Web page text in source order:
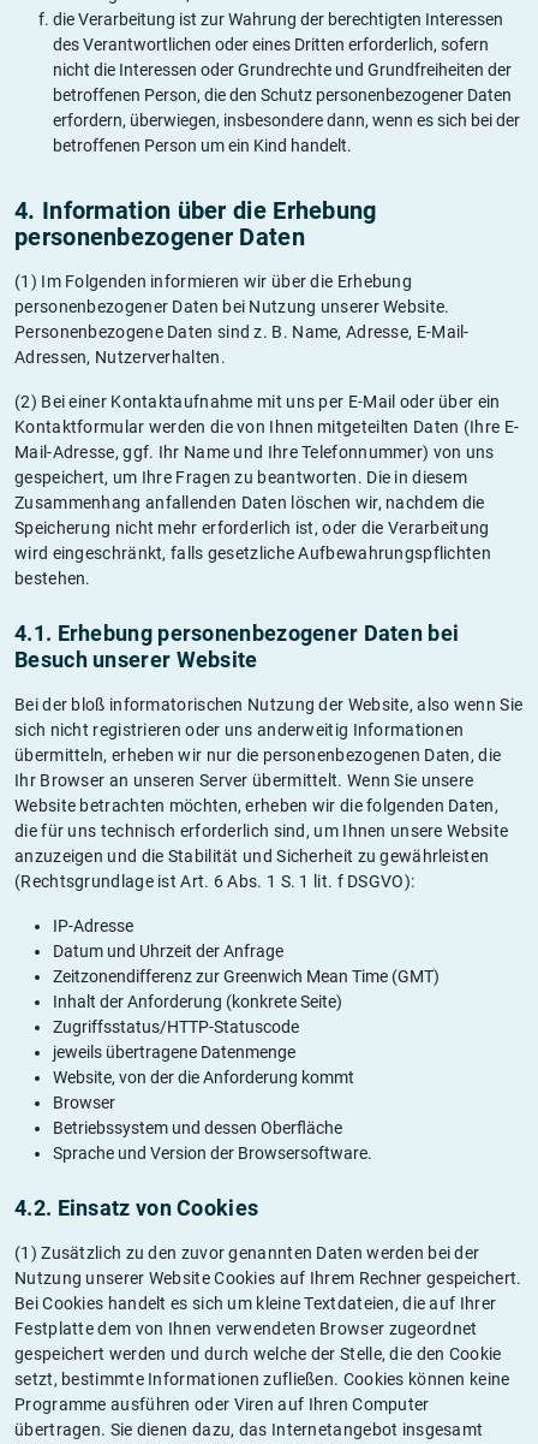
die Verarbeitung ist zur Wahrung der berechtigten Interessen
des Verantwortlichen oder eines Dritten erforderlich, sofern
nicht die Interessen oder Grundrechte und Grundfreiheiten der
betroffenen Person, die den Schutz personenbezogener Daten
erfordern, überwiegen, insbesondere dann, wenn es sich bei der
betroffenen Person um ein Kind handelt.
4. Information über die Erhebung
personenbezogener Daten
(1) Im Folgenden informieren wir über die Erhebung
personenbezogener Daten bei Nutzung unserer Website.
Personenbezogene Daten sind z. B. Name, Adresse, E-Mail-
Adressen, Nutzerverhalten.
(2) Bei einer Kontaktaufnahme mit uns per E-Mail oder über ein
Kontaktformular werden die von Ihnen mitgeteilten Daten (Ihre E-
Mail-Adresse, ggf. Ihr Name und Ihre Telefonnummer) von uns
gespeichert, um Ihre Fragen zu beantworten. Die in diesem
Zusammenhang anfallenden Daten löschen wir, nachdem die
Speicherung nicht mehr erforderlich ist, oder die Verarbeitung
wird eingeschränkt, falls gesetzliche Aufbewahrungspflichten
bestehen.
4.1. Erhebung personenbezogener Daten bei
Besuch unserer Website
Bei der bloß informatorischen Nutzung der Website, also wenn Sie
sich nicht registrieren oder uns anderweitig Informationen
übermitteln, erheben wir nur die personenbezogenen Daten, die
Ihr Browser an unseren Server übermittelt. Wenn Sie unsere
Website betrachten möchten, erheben wir die folgenden Daten,
die für uns technisch erforderlich sind, um Ihnen unsere Website
anzuzeigen und die Stabilität und Sicherheit zu gewährleisten
(Rechtsgrundlage ist Art. 6 Abs. 1 S. 1 lit. f DSGVO):
IP-Adresse
Datum und Uhrzeit der Anfrage
Zeitzonendifferenz zur Greenwich Mean Time (GMT)
Inhalt der Anforderung (konkrete Seite)
Zugriffsstatus/HTTP-Statuscode
jeweils übertragene Datenmenge
Website, von der die Anforderung kommt
Browser
Betriebssystem und dessen Oberfläche
Sprache und Version der Browsersoftware.
4.2. Einsatz von Cookies
(1) Zusätzlich zu den zuvor genannten Daten werden bei der
Nutzung unserer Website Cookies auf Ihrem Rechner gespeichert.
Bei Cookies handelt es sich um kleine Textdateien, die auf Ihrer
Festplatte dem von Ihnen verwendeten Browser zugeordnet
gespeichert werden und durch welche der Stelle, die den Cookie
setzt, bestimmte Informationen zufließen. Cookies können keine
Programme ausführen oder Viren auf Ihren Computer
übertragen. Sie dienen dazu, das Internetangebot insgesamt